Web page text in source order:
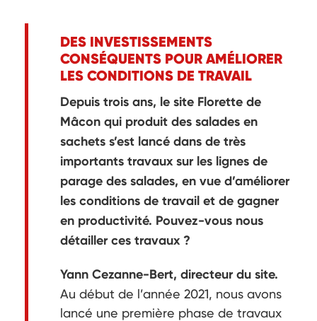
DES INVESTISSEMENTS
CONSÉQUENTS POUR AMÉLIORER
LES CONDITIONS DE TRAVAIL
Depuis trois ans, le site Florette de
Mâcon qui produit des salades en
sachets s’est lancé dans de très
importants travaux sur les lignes de
parage des salades, en vue d’améliorer
les conditions de travail et de gagner
en productivité. Pouvez-vous nous
détailler ces travaux ?
Yann Cezanne-Bert, directeur du site.
Au début de l’année 2021, nous avons
lancé une première phase de travaux